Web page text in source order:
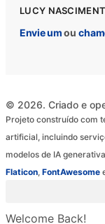
LUCY
Envie umou
© 2026. Criado e
Projeto construído com
artificial, incluindo
modelos de IA
Flaticon FontAwesome
Welcome Back!